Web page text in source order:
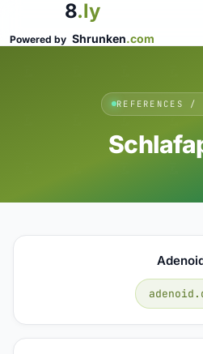
8.ly
Powered by Shrunken.com
REFERENCES /